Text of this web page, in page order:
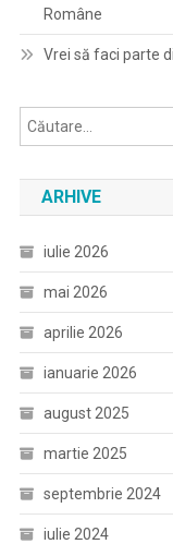
Române
Vrei să faci parte
ARHIVE
iulie 2026
mai 2026
aprilie 2026
ianuarie 2026
august 2025
martie 2025
septembrie 2024
iulie 2024